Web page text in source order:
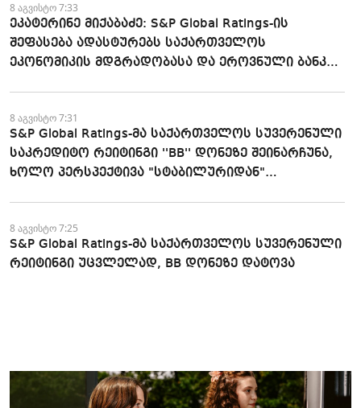
8 აგვისტო 7:33
ეკატერინე მიქაბაძე: S&P Global Ratings-ის
შეფასება ადასტურებს საქართველოს
ეკონომიკის მდგრადობასა და ეროვნული ბანკის
8 აგვისტო 7:31
S&P Global Ratings-მა საქართველოს სუვერენული
საკრედიტო რეიტინგი ''BB'' დონეზე შეინარჩუნა,
ხოლო პერსპექტივა "სტაბილურიდან"
8 აგვისტო 7:25
S&P Global Ratings-მა საქართველოს სუვერენული
რეიტინგი უცვლელად, BB დონეზე დატოვა
შეღავათიანი ტარიფით ისარგებლებენ